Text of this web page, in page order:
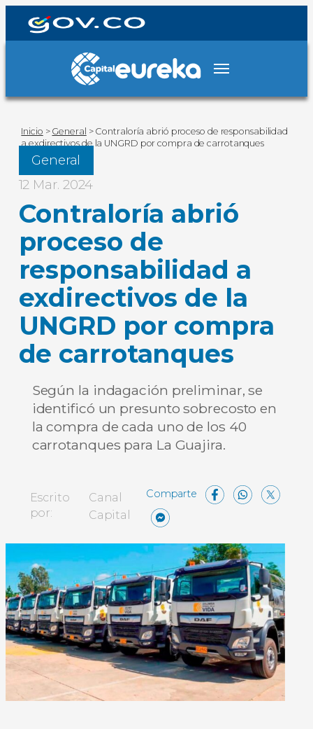
Inicio > General > Contraloría abrió proceso de responsabilidad
a exdirectivos de la UNGRD por compra de carrotanques
General
12 Mar. 2024
Contraloría abrió
proceso de
responsabilidad a
exdirectivos de la
UNGRD por compra
de carrotanques
Según la indagación preliminar, se
identificó un presunto sobrecosto en
la compra de cada uno de los 40
carrotanques para La Guajira.
Escrito
por:
Canal
Capital